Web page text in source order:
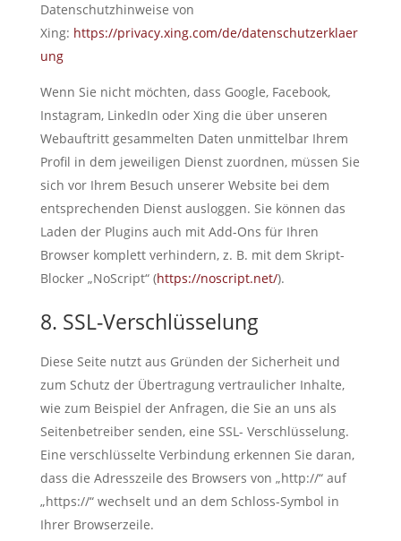
Datenschutzhinweise von
Xing: https://privacy.xing.com/de/datenschutzerklaer
ung
Wenn Sie nicht möchten, dass Google, Facebook,
Instagram, LinkedIn oder Xing die über unseren
Webauftritt gesammelten Daten unmittelbar Ihrem
Profil in dem jeweiligen Dienst zuordnen, müssen Sie
sich vor Ihrem Besuch unserer Website bei dem
entsprechenden Dienst ausloggen. Sie können das
Laden der Plugins auch mit Add-Ons für Ihren
Browser komplett verhindern, z. B. mit dem Skript-
Blocker „NoScript“ (https://noscript.net/).
8. SSL-Verschlüsselung
Diese Seite nutzt aus Gründen der Sicherheit und
zum Schutz der Übertragung vertraulicher Inhalte,
wie zum Beispiel der Anfragen, die Sie an uns als
Seitenbetreiber senden, eine SSL- Verschlüsselung.
Eine verschlüsselte Verbindung erkennen Sie daran,
dass die Adresszeile des Browsers von „http://“ auf
„https://“ wechselt und an dem Schloss-Symbol in
Ihrer Browserzeile.